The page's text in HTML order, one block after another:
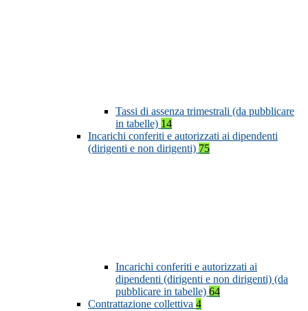
Tassi di assenza trimestrali (da pubblicare
in tabelle) 14
Incarichi conferiti e autorizzati ai dipendenti
(dirigenti e non dirigenti) 75
Incarichi conferiti e autorizzati ai
dipendenti (dirigenti e non dirigenti) (da
pubblicare in tabelle) 64
Contrattazione collettiva 4